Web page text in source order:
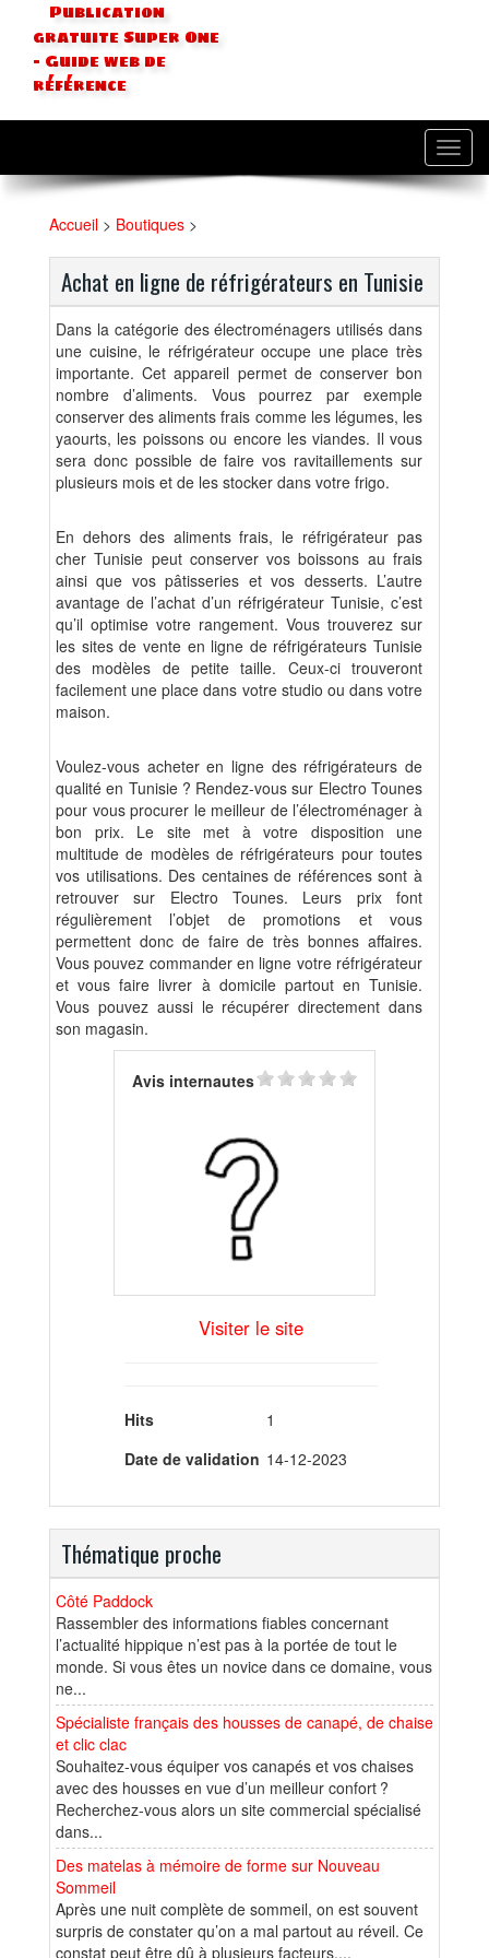
Publication
gratuite Super One
- Guide web de
référence
Accueil > Boutiques >
Achat en ligne de réfrigérateurs en Tunisie
Dans la catégorie des électroménagers utilisés dans
une cuisine, le réfrigérateur occupe une place très
importante. Cet appareil permet de conserver bon
nombre d’aliments. Vous pourrez par exemple
conserver des aliments frais comme les légumes, les
yaourts, les poissons ou encore les viandes. Il vous
sera donc possible de faire vos ravitaillements sur
plusieurs mois et de les stocker dans votre frigo.
En dehors des aliments frais, le réfrigérateur pas
cher Tunisie peut conserver vos boissons au frais
ainsi que vos pâtisseries et vos desserts. L’autre
avantage de l’achat d’un réfrigérateur Tunisie, c’est
qu’il optimise votre rangement. Vous trouverez sur
les sites de vente en ligne de réfrigérateurs Tunisie
des modèles de petite taille. Ceux-ci trouveront
facilement une place dans votre studio ou dans votre
maison.
Voulez-vous acheter en ligne des réfrigérateurs de
qualité en Tunisie ? Rendez-vous sur Electro Tounes
pour vous procurer le meilleur de l’électroménager à
bon prix. Le site met à votre disposition une
multitude de modèles de réfrigérateurs pour toutes
vos utilisations. Des centaines de références sont à
retrouver sur Electro Tounes. Leurs prix font
régulièrement l’objet de promotions et vous
permettent donc de faire de très bonnes affaires.
Vous pouvez commander en ligne votre réfrigérateur
et vous faire livrer à domicile partout en Tunisie.
Vous pouvez aussi le récupérer directement dans
son magasin.
Avis internautes
Visiter le site
Hits
1
Date de validation 14-12-2023
Thématique proche
Côté Paddock
Rassembler des informations fiables concernant
l’actualité hippique n’est pas à la portée de tout le
monde. Si vous êtes un novice dans ce domaine, vous
ne...
Spécialiste français des housses de canapé, de chaise
et clic clac
Souhaitez-vous équiper vos canapés et vos chaises
avec des housses en vue d’un meilleur confort ?
Recherchez-vous alors un site commercial spécialisé
dans...
Des matelas à mémoire de forme sur Nouveau
Sommeil
Après une nuit complète de sommeil, on est souvent
surpris de constater qu’on a mal partout au réveil. Ce
constat peut être dû à plusieurs facteurs....